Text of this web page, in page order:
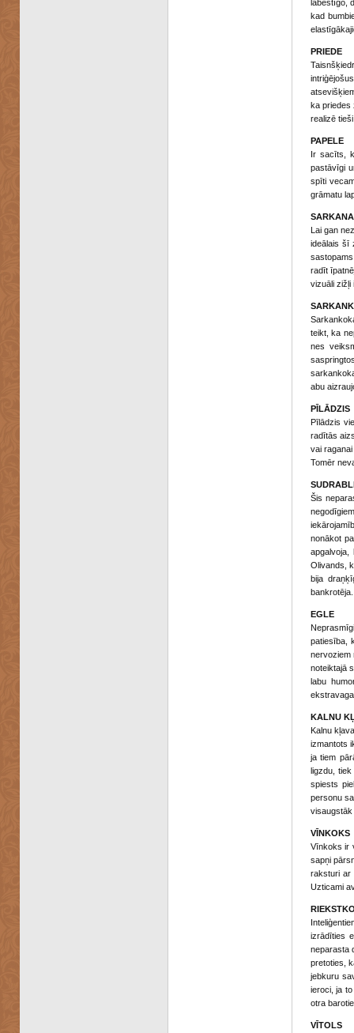
labestīgo,
kad
PRIEDE
ka priedes
realizē
PAPELE
Ir sacīts,
pastāvīgi
spīti
grāmatu
Lai gan
ideālais šī
radīt
vizuāli zižļi
teikt, ka
nes
abu
PĪLĀDZIS
Pīlādzis
radītās
vai
Tomēr
Šis
nonākot
Olivands,
bija
bankrotēja.
EGLE
patiesība,
nervoziem
noteiktajā
labu
KALNU
Kalnu
izmantots
ja tiem
ligzdu,
spiests
personu
visaugstāk
VĪNKOKS
Vīnkoks ir
sapņi
raksturi ar
Uzticami
izrādīties
neparasta
pretoties,
jebkuru
ieroci, ja
otra
VĪTOLS